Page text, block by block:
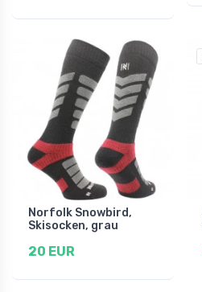
Norfolk Snowbird,
Skisocken, grau
20 EUR